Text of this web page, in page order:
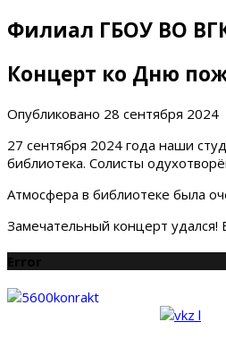
Филиал ГБОУ ВО
Концерт ко Дню
Опубликовано 28 сентября 2024
27 сентября 2024 года наши
библиотека. Солисты
Атмосфера в библиотеке была
Замечательный концерт удался!
Error